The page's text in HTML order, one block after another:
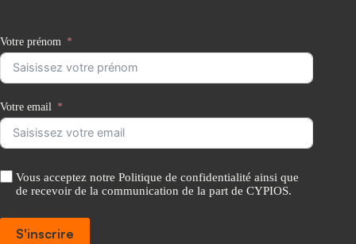
Votre prénom
Votre email
Vous acceptez notre Politique de confidentialité ainsi que
de recevoir de la communication de la part de CYPIOS.
S'inscrire